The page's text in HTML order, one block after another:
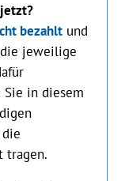
bezahltund
jeweilige
in diesem
tragen.